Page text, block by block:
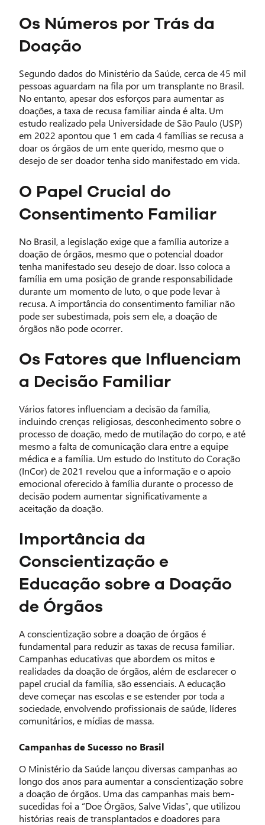
Os Números por Trás da
Doação
Segundo dados do Ministério da Saúde, cerca de 45 mil
pessoas aguardam na fila por um transplante no Brasil.
No entanto, apesar dos esforços para aumentar as
doações, a taxa de recusa familiar ainda é alta. Um
estudo realizado pela Universidade de São Paulo (USP)
em 2022 apontou que 1 em cada 4 famílias se recusa a
doar os órgãos de um ente querido, mesmo que o
desejo de ser doador tenha sido manifestado em vida.
O Papel Crucial do
Consentimento Familiar
No Brasil, a legislação exige que a família autorize a
doação de órgãos, mesmo que o potencial doador
tenha manifestado seu desejo de doar. Isso coloca a
família em uma posição de grande responsabilidade
durante um momento de luto, o que pode levar à
recusa. A importância do consentimento familiar não
pode ser subestimada, pois sem ele, a doação de
órgãos não pode ocorrer.
Os Fatores que Influenciam
a Decisão Familiar
Vários fatores influenciam a decisão da família,
incluindo crenças religiosas, desconhecimento sobre o
processo de doação, medo de mutilação do corpo, e até
mesmo a falta de comunicação clara entre a equipe
médica e a família. Um estudo do Instituto do Coração
(InCor) de 2021 revelou que a informação e o apoio
emocional oferecido à família durante o processo de
decisão podem aumentar significativamente a
aceitação da doação.
Importância da
Conscientização e
Educação sobre a Doação
de Órgãos
A conscientização sobre a doação de órgãos é
fundamental para reduzir as taxas de recusa familiar.
Campanhas educativas que abordem os mitos e
realidades da doação de órgãos, além de esclarecer o
papel crucial da família, são essenciais. A educação
deve começar nas escolas e se estender por toda a
sociedade, envolvendo profissionais de saúde, líderes
comunitários, e mídias de massa.
Campanhas de Sucesso no Brasil
O Ministério da Saúde lançou diversas campanhas ao
longo dos anos para aumentar a conscientização sobre
a doação de órgãos. Uma das campanhas mais bem-
sucedidas foi a “Doe Órgãos, Salve Vidas”, que utilizou
histórias reais de transplantados e doadores para